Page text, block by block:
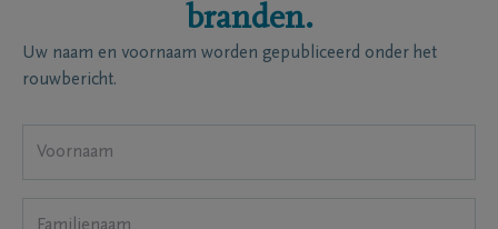
branden.
Uw naam en voornaam worden gepubliceerd onder het
rouwbericht.